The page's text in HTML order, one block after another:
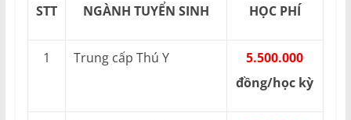
STT NGÀNH TUYỂN SINH HỌC PHÍ
1 Trung cấp Thú Y
5.500.000
đồng/học kỳ